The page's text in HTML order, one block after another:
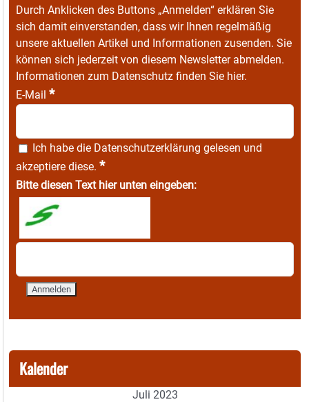
Durch Anklicken des Buttons „Anmelden“ erklären Sie
sich damit einverstanden, dass wir Ihnen regelmäßig
unsere aktuellen Artikel und Informationen zusenden. Sie
können sich jederzeit von diesem Newsletter abmelden.
Informationen zum Datenschutz finden Sie hier.
E-Mail *
Ich habe die Datenschutzerklärung gelesen und
akzeptiere diese. *
Bitte diesen Text hier unten eingeben:
Kalender
Juli 2023